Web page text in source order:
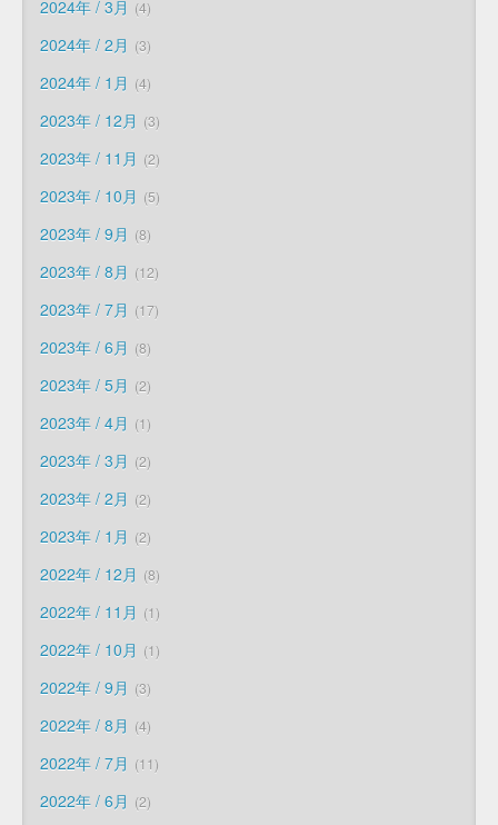
2024年 / 3月 4
2024年 / 2月 3
2024年 / 1月 4
2023年 / 12月 3
2023年 / 11月 2
2023年 / 10月 5
2023年 / 9月 8
2023年 / 8月 12
2023年 / 7月 17
2023年 / 6月 8
2023年 / 5月 2
2023年 / 4月 1
2023年 / 3月 2
2023年 / 2月 2
2023年 / 1月 2
2022年 / 12月 8
2022年 / 11月 1
2022年 / 10月 1
2022年 / 9月 3
2022年 / 8月 4
2022年 / 7月 11
2022年 / 6月 2